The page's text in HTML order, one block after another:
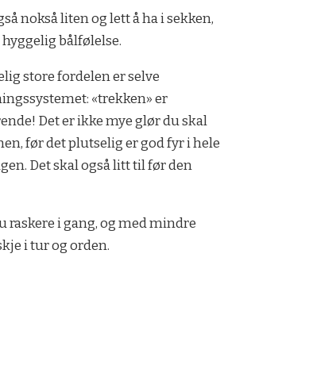
nokså liten og lett å ha i sekken,
bålfølelse.
store fordelen er selve
«trekken» er
Det er ikke mye glør du skal
før det plutselig er god fyr i hele
Det skal også litt til før den
raskere i gang, og med mindre
i tur og orden.